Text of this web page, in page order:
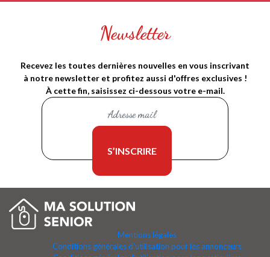
Newsletter
Recevez les toutes dernières nouvelles en vous inscrivant
à notre newsletter et profitez aussi d'offres exclusives !
À cette fin, saisissez ci-dessous votre e-mail.
Mentions légales
Conditions générales d'utilisation pour les annonceurs